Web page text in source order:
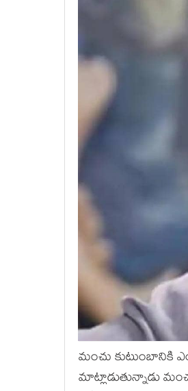
మంచు కుటుంబానికి
మాట్లాడుతున్నాడు